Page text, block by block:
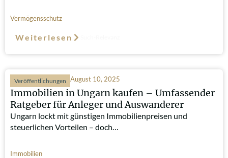
Vermögensschutz
Weiterlesen
Veröffentlichungen August 10, 2025
Immobilien in Ungarn kaufen – Umfassender
Ratgeber für Anleger und Auswanderer
Ungarn lockt mit günstigen Immobilienpreisen und
steuerlichen Vorteilen – doch…
Immobilien